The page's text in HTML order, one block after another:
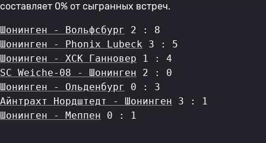
составляет 0% от сыгранных встреч.
Шонинген - Вольфсбург
2 : 8
Шонинген - Phonix Lubeck 3 : 5
Шонинген - ХСК Ганновер 1 : 4
SC Weiche-08 - Шонинген 2 : 0
Шонинген - Ольденбург
0 : 3
Айнтрахт Нордштедт - Шонинген 3 : 1
Шонинген - Меппен 0 : 1